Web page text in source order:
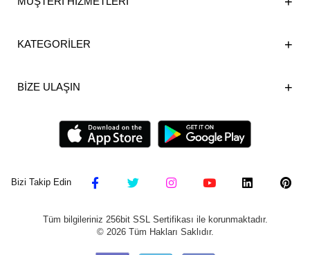
KATEGORİLER
BİZE ULAŞIN
Bizi Takip Edin
Tüm bilgileriniz 256bit SSL Sertifikası ile korunmaktadır.
© 2026Tüm Hakları Saklıdır.